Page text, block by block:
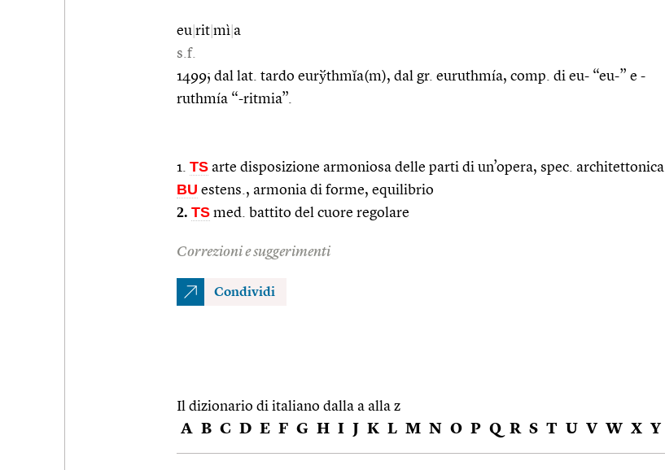
eu rit mì a
s.f.
1499; dal lat. tardo eurўthmĭa(m), dal gr. euruthmía, comp. di eu- “eu-” e -
ruthmía “-ritmia”.
1. TS arte disposizione armoniosa delle parti di un’opera, spec. architettonica
BU estens., armonia di forme, equilibrio
2. TS med. battito del cuore regolare
Correzioni e suggerimenti
Condividi
Il dizionario di italiano dalla a alla z
A B C D E F G H I J K L M N O P Q R S T U V W X Y